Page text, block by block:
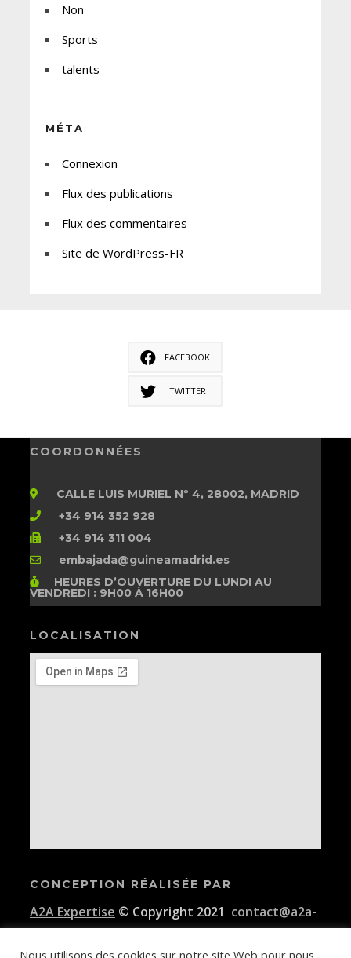
Non
Sports
talents
MÉTA
Connexion
Flux des publications
Flux des commentaires
Site de WordPress-FR
FACEBOOK
TWITTER
COORDONNÉES
CALLE LUIS MURIEL Nº 4, 28002, MADRID
+34 914 352 928
+34 914 311 004
embajada@guineamadrid.es
HEURES D’OUVERTUREDU LUNDI AU
VENDREDI : 9H00 À 16H00
LOCALISATION
CONCEPTION RÉALISÉE PAR
A2A Expertise © Copyright 2021 contact@a2a-
expertise.com
Nous utilisons des cookies sur notre site Web pour nous